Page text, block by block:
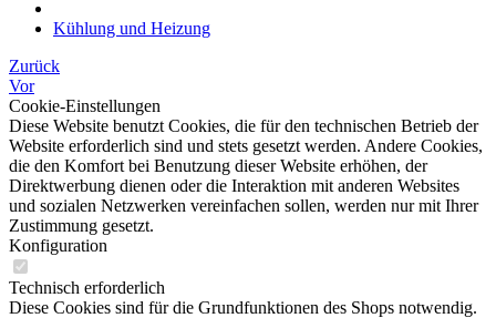
Kühlung und Heizung
Zurück
Vor
Cookie-Einstellungen
Diese Website benutzt Cookies, die für den technischen Betrieb der
Website erforderlich sind und stets gesetzt werden. Andere Cookies,
die den Komfort bei Benutzung dieser Website erhöhen, der
Direktwerbung dienen oder die Interaktion mit anderen Websites
und sozialen Netzwerken vereinfachen sollen, werden nur mit Ihrer
Zustimmung gesetzt.
Konfiguration
Technisch erforderlich
Diese Cookies sind für die Grundfunktionen des Shops notwendig.